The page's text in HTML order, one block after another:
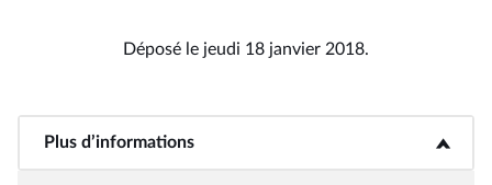
Déposé le jeudi 18 janvier 2018.
Plus d’informations<b>Plus d’informations</b>